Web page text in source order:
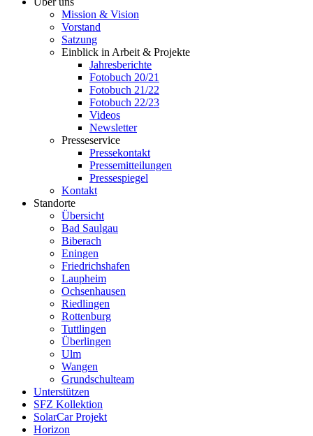
Mission & Vision
Vorstand
Satzung
Einblick in Arbeit & Projekte
Jahresberichte
Fotobuch 20/21
Fotobuch 21/22
Fotobuch 22/23
Videos
Newsletter
Presseservice
Pressekontakt
Pressemitteilungen
Pressespiegel
Kontakt
Standorte
Übersicht
Bad Saulgau
Biberach
Eningen
Friedrichshafen
Laupheim
Ochsenhausen
Riedlingen
Rottenburg
Tuttlingen
Überlingen
Ulm
Wangen
Grundschulteam
Unterstützen
SFZ Kollektion
SolarCar Projekt
Horizon